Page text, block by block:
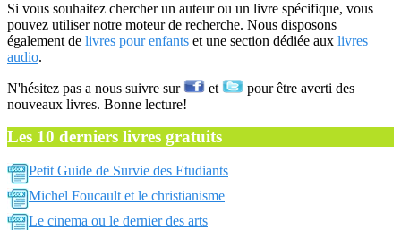
Si vous souhaitez chercher un auteur ou un livre spécifique, vous
pouvez utiliser notre moteur de recherche. Nous disposons
également de livres pour enfants et une section dédiée aux livres
audio.
N'hésitez pas a nous suivre sur et
pour être averti des
nouveaux livres. Bonne lecture!
Les 10 derniers livres gratuits
Petit Guide de Survie des Etudiants
Michel Foucault et le christianisme
Le cinema ou le dernier des arts